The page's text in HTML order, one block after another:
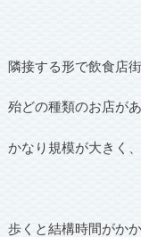
隣接する形で飲食店
殆どの種類のお店が
かなり規模が大きく
歩くと結構時間がか